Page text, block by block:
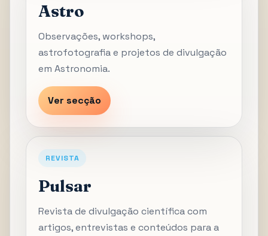
Astro
Observações, workshops,
astrofotografia e projetos de divulgação
em Astronomia.
Ver secção
REVISTA
Pulsar
Revista de divulgação científica com
artigos, entrevistas e conteúdos para a